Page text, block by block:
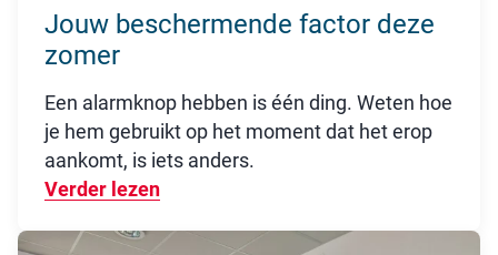
Jouw beschermende factor deze
zomer
Een alarmknop hebben is één ding. Weten hoe
je hem gebruikt op het moment dat het erop
aankomt, is iets anders.
Verder lezen